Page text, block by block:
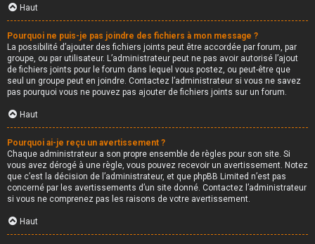
Haut
Pourquoi ne puis-je pas joindre des fichiers à mon message ?
La possibilité d’ajouter des fichiers joints peut être accordée par forum, par
groupe, ou par utilisateur. L’administrateur peut ne pas avoir autorisé l’ajout
de fichiers joints pour le forum dans lequel vous postez, ou peut-être que
seul un groupe peut en joindre. Contactez l’administrateur si vous ne savez
pas pourquoi vous ne pouvez pas ajouter de fichiers joints sur un forum.
Haut
Pourquoi ai-je reçu un avertissement ?
Chaque administrateur a son propre ensemble de règles pour son site. Si
vous avez dérogé à une règle, vous pouvez recevoir un avertissement. Notez
que c’est la décision de l’administrateur, et que phpBB Limited n’est pas
concerné par les avertissements d’un site donné. Contactez l’administrateur
si vous ne comprenez pas les raisons de votre avertissement.
Haut